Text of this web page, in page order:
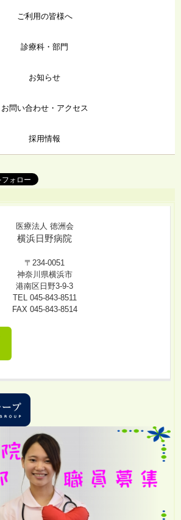
ご利用の皆様へ
診療科・部門
お知らせ
お問い合わせ・アクセス
採用情報
医療法人 徳洲会
横浜日野病院
〒234-0051
神奈川県横浜市
港南区日野3-9-3
TEL 045-843-8511
FAX 045-843-8514